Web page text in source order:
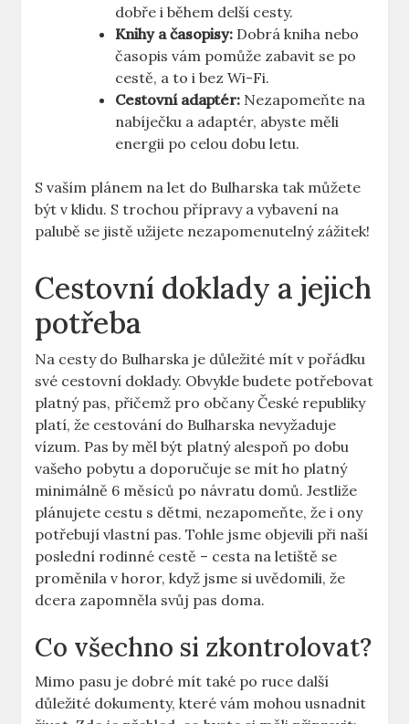
dobře i během delší cesty.
Knihy a časopisy: Dobrá kniha nebo
časopis vám pomůže zabavit se po
cestě, a to i bez Wi-Fi.
Cestovní adaptér: Nezapomeňte na
nabíječku a adaptér, abyste měli
energii po celou dobu letu.
S vaším plánem na let do Bulharska tak můžete
být v klidu. S trochou přípravy a vybavení na
palubě se jistě užijete nezapomenutelný zážitek!
Cestovní doklady a jejich
potřeba
Na cesty do Bulharska je důležité mít v pořádku
své cestovní doklady. Obvykle budete potřebovat
platný pas, přičemž pro občany České republiky
platí, že cestování do Bulharska nevyžaduje
vízum. Pas by měl být platný alespoň po dobu
vašeho pobytu a doporučuje se mít ho platný
minimálně 6 měsíců po návratu domů. Jestliže
plánujete cestu s dětmi, nezapomeňte, že i ony
potřebují vlastní pas. Tohle jsme objevili při naší
poslední rodinné cestě – cesta na letiště se
proměnila v horor, když jsme si uvědomili, že
dcera zapomněla svůj pas doma.
Co všechno si zkontrolovat?
Mimo pasu je dobré mít také po ruce další
důležité dokumenty, které vám mohou usnadnit